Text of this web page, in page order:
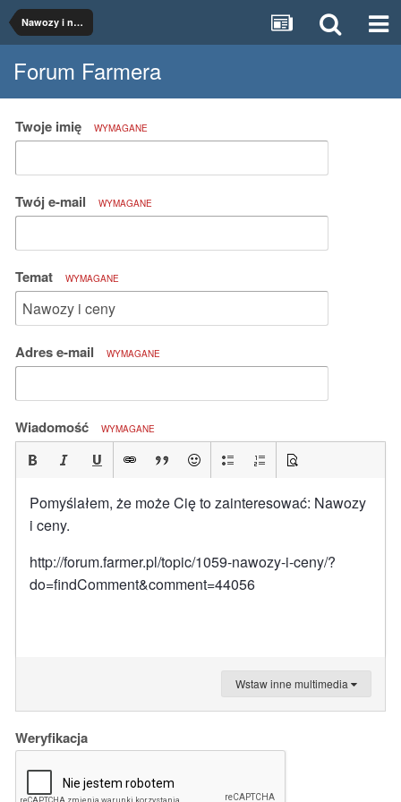
Nawozy i nawożenie
Forum Farmera
Twoje imię WYMAGANE
Twój e-mail WYMAGANE
Temat WYMAGANE
Adres e-mail WYMAGANE
Wiadomość WYMAGANE
Pomyślałem, że może Cię to zainteresować: Nawozy
i ceny.
http://forum.farmer.pl/topic/1059-nawozy-i-ceny/?
do=findComment&comment=44056
Wstaw inne multimedia
Weryfikacja